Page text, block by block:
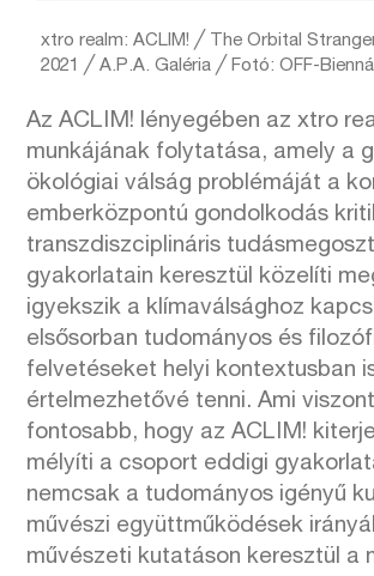
xtro realm: ACLIM! ╱ The Orbital
2021 ╱ A.P.A. Galéria ╱ Fotó: OFF-
Az ACLIM! lényegében az xtro
munkájának folytatása, amely a
ökológiai válság problémáját a
emberközpontú gondolkodás
transzdiszciplináris
gyakorlatain keresztül közelíti
igyekszik a klímaválsághoz
elsősorban tudományos és
felvetéseket helyi kontextusban
értelmezhetővé tenni. Ami
fontosabb, hogy az ACLIM!
mélyíti a csoport eddigi
nemcsak a tudományos igényű
művészi együttműködések
művészeti kutatáson keresztül a